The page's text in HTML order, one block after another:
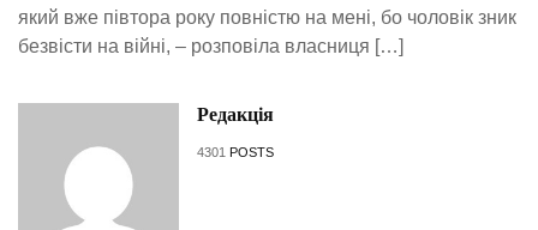
який вже півтора року повністю на мені, бо чоловік зник
безвісти на війні, – розповіла власниця […]
Редакція
4301 POSTS